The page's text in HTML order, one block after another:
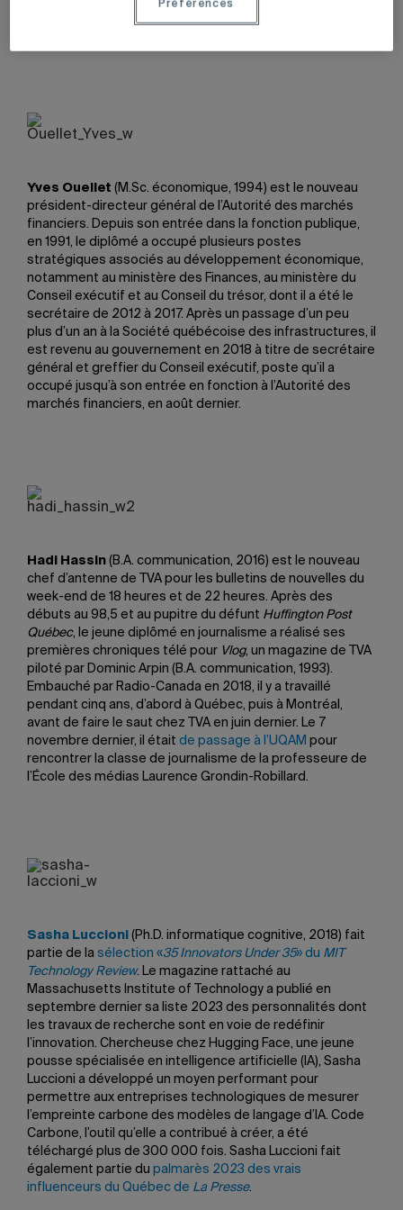
Yves Ouellet (M.Sc. économique, 1994) est le nouveau
président-directeur général de l’Autorité des marchés
financiers. Depuis son entrée dans la fonction publique,
en 1991, le diplômé a occupé plusieurs postes
stratégiques associés au développement économique,
notamment au ministère des Finances, au ministère du
Conseil exécutif et au Conseil du trésor, dont il a été le
secrétaire de 2012 à 2017. Après un passage d’un peu
plus d’un an à la Société québécoise des infrastructures, il
est revenu au gouvernement en 2018 à titre de secrétaire
général et greffier du Conseil exécutif, poste qu’il a
occupé jusqu’à son entrée en fonction à l’Autorité des
marchés financiers, en août dernier.
Hadi Hassin (B.A. communication, 2016) est le nouveau
chef d’antenne de TVA pour les bulletins de nouvelles du
week-end de 18 heures et de 22 heures. Après des
débuts au 98,5 et au pupitre du défunt Huffington Post
Québec, le jeune diplômé en journalisme a réalisé ses
premières chroniques télé pour Vlog, un magazine de TVA
piloté par Dominic Arpin (B.A. communication, 1993).
Embauché par Radio-Canada en 2018, il y a travaillé
pendant cinq ans, d’abord à Québec, puis à Montréal,
avant de faire le saut chez TVA en juin dernier. Le 7
novembre dernier, il était de passage à l’UQAM pour
rencontrer la classe de journalisme de la professeure de
l’École des médias Laurence Grondin-Robillard.
Sasha Luccioni (Ph.D. informatique cognitive, 2018) fait
partie de la sélection «35 Innovators Under 35» du MIT
Technology Review. Le magazine rattaché au
Massachusetts Institute of Technology a publié en
septembre dernier sa liste 2023 des personnalités dont
les travaux de recherche sont en voie de redéfinir
l’innovation. Chercheuse chez Hugging Face, une jeune
pousse spécialisée en intelligence artificielle (IA), Sasha
Luccioni a développé un moyen performant pour
permettre aux entreprises technologiques de mesurer
l’empreinte carbone des modèles de langage d’IA. Code
Carbone, l’outil qu’elle a contribué à créer, a été
téléchargé plus de 300 000 fois. Sasha Luccioni fait
également partie du palmarès 2023 des vrais
influenceurs du Québec de La Presse.
Préférences